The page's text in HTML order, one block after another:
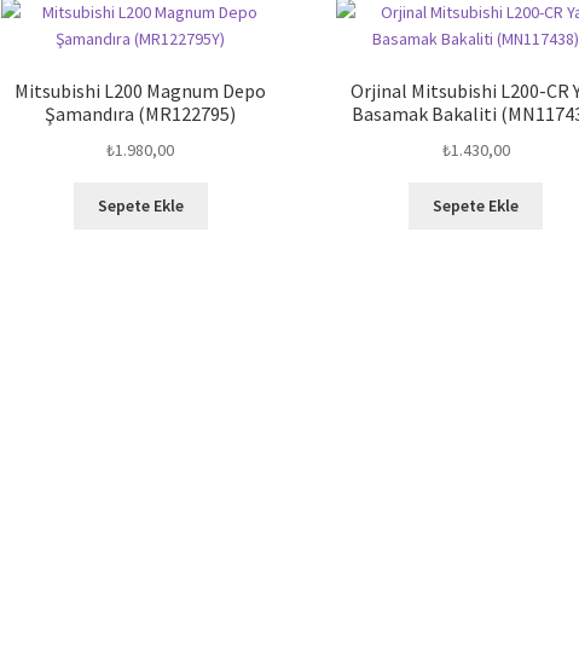
Mitsubishi L200 Magnum Depo
Şamandıra (MR122795)
₺1.980,00
Sepete Ekle
Orjinal Mitsubishi L200-CR
Basamak Bakaliti
₺1.430,00
Sepete Ekle